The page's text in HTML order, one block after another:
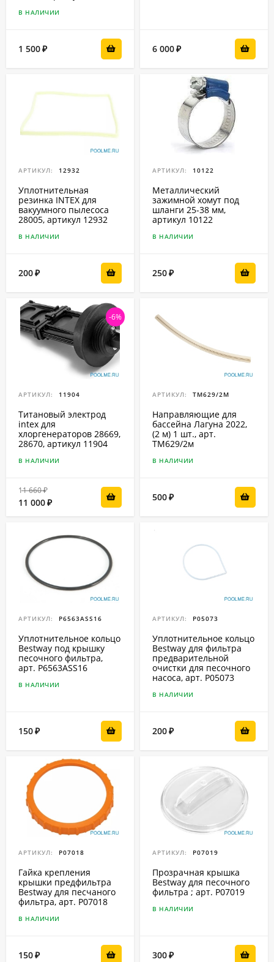
В НАЛИЧИИ
1 500₽ 6 000₽
АРТИКУЛ: 12932
Уплотнительная
резинка INTEX для
вакуумного пылесоса
28005, артикул 12932
В НАЛИЧИИ
200₽
АРТИКУЛ: 10122
Металлический
зажимной хомут под
шланги 25-38 мм,
артикул 10122
В НАЛИЧИИ
250₽
-6%
АРТИКУЛ: 11904
Титановый электрод
intex для
хлоргенераторов 28669,
28670, артикул 11904
В НАЛИЧИИ
11 660 ₽
11 000₽
АРТИКУЛ: ТМ629/2М
Направляющие для
бассейна Лагуна 2022,
(2 м) 1 шт., арт.
ТМ629/2м
В НАЛИЧИИ
500₽
АРТИКУЛ: P6563ASS16
Уплотнительное кольцо
Bestway под крышку
песочного фильтра,
арт. P6563ASS16
В НАЛИЧИИ
150₽
АРТИКУЛ: P05073
Уплотнительное кольцо
Bestway для фильтра
предварительной
очистки для песочного
насоса, арт. P05073
В НАЛИЧИИ
200₽
АРТИКУЛ: P07018
Гайка крепления
крышки предфильтра
Bestway для песчаного
фильтра, арт. P07018
В НАЛИЧИИ
150₽
АРТИКУЛ: P07019
Прозрачная крышка
Bestway для песочного
фильтра ; арт. P07019
В НАЛИЧИИ
300₽